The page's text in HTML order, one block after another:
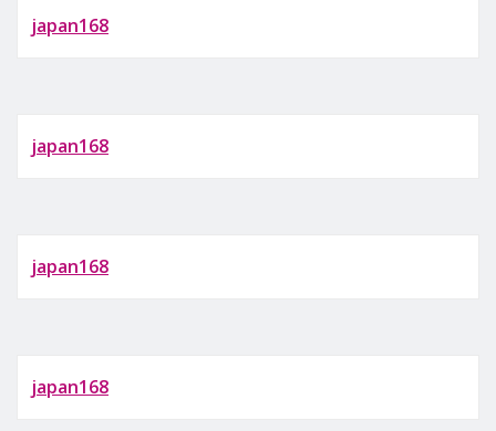
japan168
japan168
japan168
japan168